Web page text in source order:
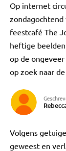
Op internet
zondagochtend
feestcafé The
heftige
op de
op zoek naar
Volgens
geweest en